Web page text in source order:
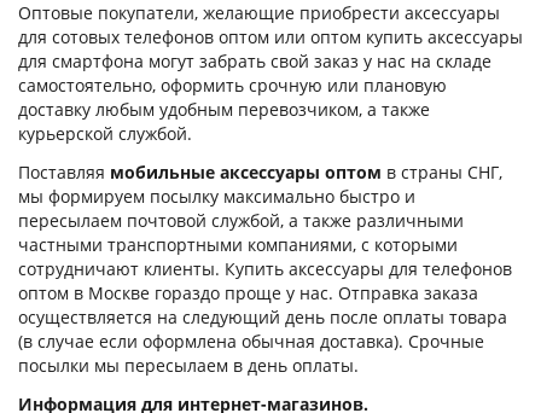
Оптовые покупатели, желающие приобрести аксессуары
для сотовых телефонов оптом или оптом купить аксессуары
для смартфона могут забрать свой заказ у нас на складе
самостоятельно, оформить срочную или плановую
доставку любым удобным перевозчиком, а также
курьерской службой.
Поставляя мобильные аксессуары оптом в страны СНГ,
мы формируем посылку максимально быстро и
пересылаем почтовой службой, а также различными
частными транспортными компаниями, с которыми
сотрудничают клиенты. Купить аксессуары для телефонов
оптом в Москве гораздо проще у нас. Отправка заказа
осуществляется на следующий день после оплаты товара
(в случае если оформлена обычная доставка). Срочные
посылки мы пересылаем в день оплаты.
Информация для интернет-магазинов.